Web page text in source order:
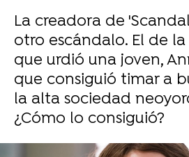
La creadora de
otro escándalo. El de
que urdió una joven,
que consiguió timar a
la alta sociedad
¿Cómo lo consiguió?